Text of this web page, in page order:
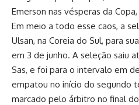
Emerson nas vésperas da
Em meio a todo esse caos, a
Ulsan, na Coreia do Sul, para
em 3 de junho. A seleção saiu
Sas, e foi para o intervalo em
empatou no início do segundo
marcado pelo árbitro no final